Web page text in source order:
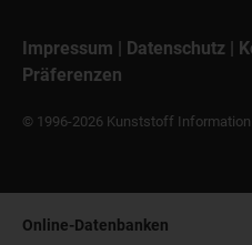
Impressum | Datenschutz |
Präferenzen
© 1996-2026 Kunststoff Information
Online-Datenbanken